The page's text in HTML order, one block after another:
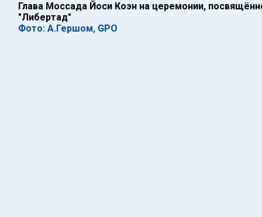
Глава Моссада Йоси Коэн на церемонии,
"Либертад"
Фото: А.Гершом, GPO